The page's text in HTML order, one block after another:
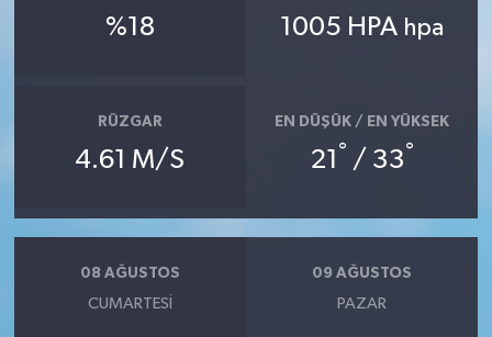
%18 1005 HPA hpa
RÜZGAR
4.61 M/S
EN DÜŞÜK / EN YÜKSEK
21 ° / 33°
08 AĞUSTOS
CUMARTESI
09 AĞUSTOS
PAZAR